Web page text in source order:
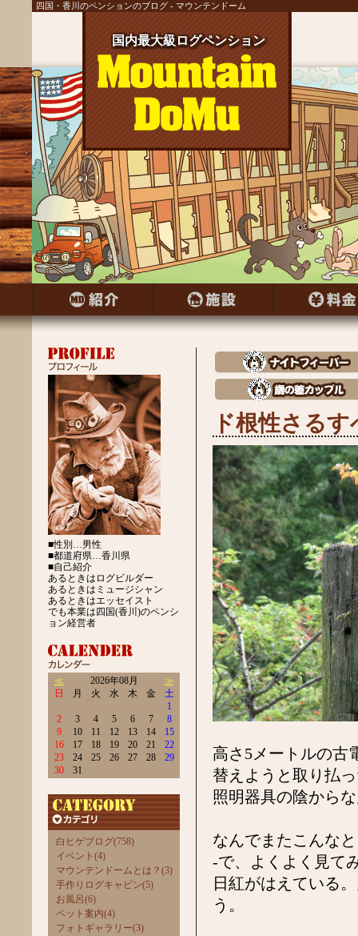
四国・香川のペンションのブログ - マウンテンドーム
国内最大級ログペンション
国内最大級ログペンション
国内最大級ログペンション
国内最大級ログペンション
国内最大級ログペンション
国内最大級ログペンション
国内最大級ログペンション
国内最大級ログペンション
国内最大級ログペンション
国内最大級ログペンション
国内最大級ログペンション
国内最大級ログペンション
国内最大級ログペンション
国内最大級ログペンション
国内最大級ログペンション
国内最大級ログペンション
国内最大級ログペンション
国内最大級ログペンション
国内最大級ログペンション
国内最大級ログペンション
国内最大級ログペンション
国内最大級ログペンション
国内最大級ログペンション
国内最大級ログペンション
国内最大級ログペンション
■性別…男性
■都道府県…香川県
■自己紹介
あるときはログビルダー
あるときはミュージシャン
あるときはエッセイスト
でも本業は四国(香川)のペンシ
ョン経営者
≪ 2026年08月
≫
日
月 火 水 木 金
土
1
2
3 4 5 6 7
8
9
10 11 12 13 14
15
16
17 18 19 20 21
22
23
24 25 26 27 28
29
30
31
白ヒゲブログ(758)
イベント(4)
マウンテンドームとは？(3)
手作りログキャビン(5)
お風呂(6)
ペット案内(4)
フォトギャラリー(3)
ド根性さる
高さ5メートルの古
替えようと取り払
照明器具の陰から
なんでまたこんな
-で、よくよく見て
日紅がはえている
う。